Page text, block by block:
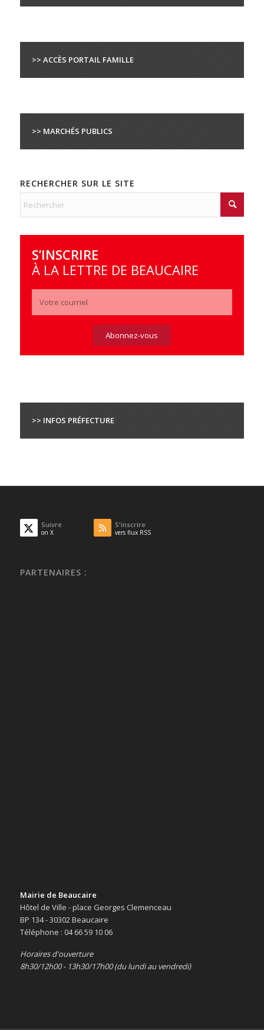
>> ACCÈS PORTAIL FAMILLE
>> MARCHÉS PUBLICS
RECHERCHER SUR LE SITE
S’INSCRIRE
À LA LETTRE DE BEAUCAIRE
>> INFOS PRÉFECTURE
Suivre
on X
S'inscrire
vers flux RSS
PARTENAIRES :
Mairie de Beaucaire
Hôtel de Ville - place Georges Clemenceau
BP 134 - 30302 Beaucaire
Téléphone : 04 66 59 10 06
Horaires d'ouverture
8h30/12h00 - 13h30/17h00 (du lundi au vendredi)